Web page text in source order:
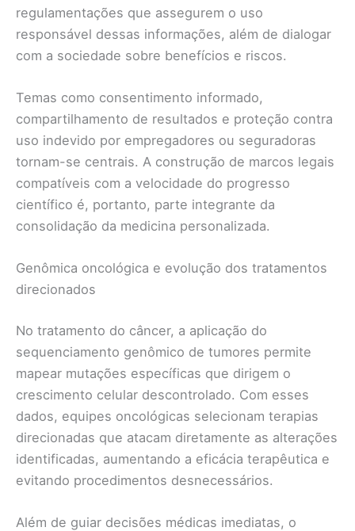
regulamentações que assegurem o uso
responsável dessas informações, além de dialogar
com a sociedade sobre benefícios e riscos.
Temas como consentimento informado,
compartilhamento de resultados e proteção contra
uso indevido por empregadores ou seguradoras
tornam-se centrais. A construção de marcos legais
compatíveis com a velocidade do progresso
científico é, portanto, parte integrante da
consolidação da medicina personalizada.
Genômica oncológica e evolução dos tratamentos
direcionados
No tratamento do câncer, a aplicação do
sequenciamento genômico de tumores permite
mapear mutações específicas que dirigem o
crescimento celular descontrolado. Com esses
dados, equipes oncológicas selecionam terapias
direcionadas que atacam diretamente as alterações
identificadas, aumentando a eficácia terapêutica e
evitando procedimentos desnecessários.
Além de guiar decisões médicas imediatas, o